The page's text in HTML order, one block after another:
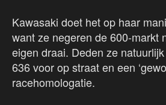
Kawasaki doet het op haar
want ze negeren de 600-markt
eigen draai. Deden ze
636 voor op straat en een
racehomologatie.